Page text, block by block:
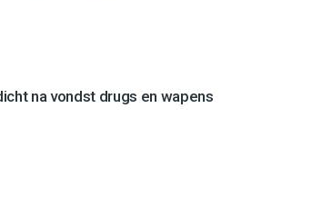
na vondst drugs en wapens